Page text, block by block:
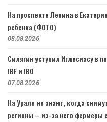
На проспекте Ленина в
ребенка (ФОТО)
08.08.2026
Силягин уступил Иглесиасу в
IBF и IBO
07.08.2026
На Урале не знают, когда
регионы – из-за него